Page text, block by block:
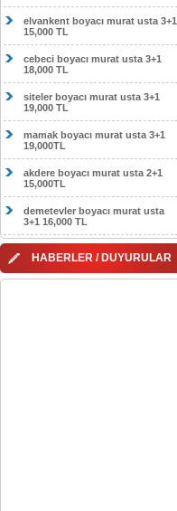
elvankent boyacı murat usta 3+1
15,000 TL
cebeci boyacı murat usta 3+1
18,000 TL
siteler boyacı murat usta 3+1
19,000 TL
mamak boyacı murat usta 3+1
19,000TL
akdere boyacı murat usta 2+1
15,000TL
demetevler boyacı murat usta
3+1 16,000 TL
HABERLER / DUYURULAR